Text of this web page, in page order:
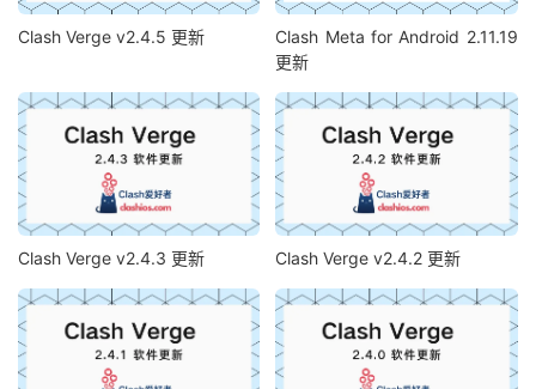
Clash Verge v2.4.5 更新
Clash Meta for Android 2.11.19
更新
Clash Verge v2.4.3 更新 Clash Verge v2.4.2 更新